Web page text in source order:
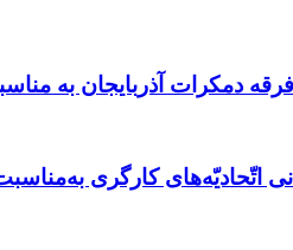
آذربایجان به مناسبت اول ماه مه، ۱۱
اتّحادیّه‌های کارگری به‌مناسبت